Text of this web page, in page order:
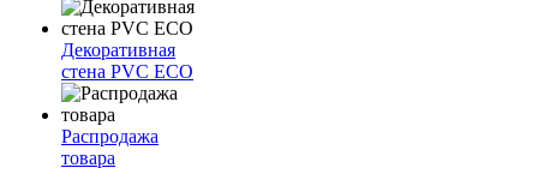
Декоративная
стена PVC ECO
Распродажа
товара